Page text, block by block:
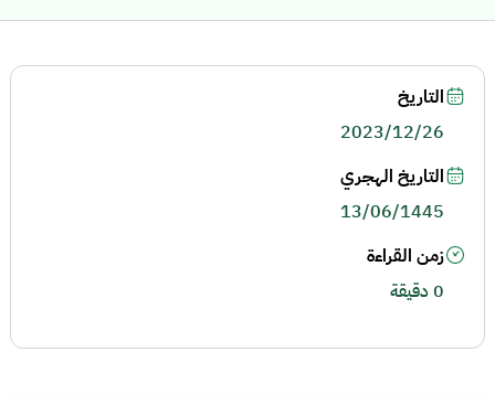
التاريخ
2023/12/26
التاريخ الهجري
13/06/1445
زمن القراءة
0 دقيقة